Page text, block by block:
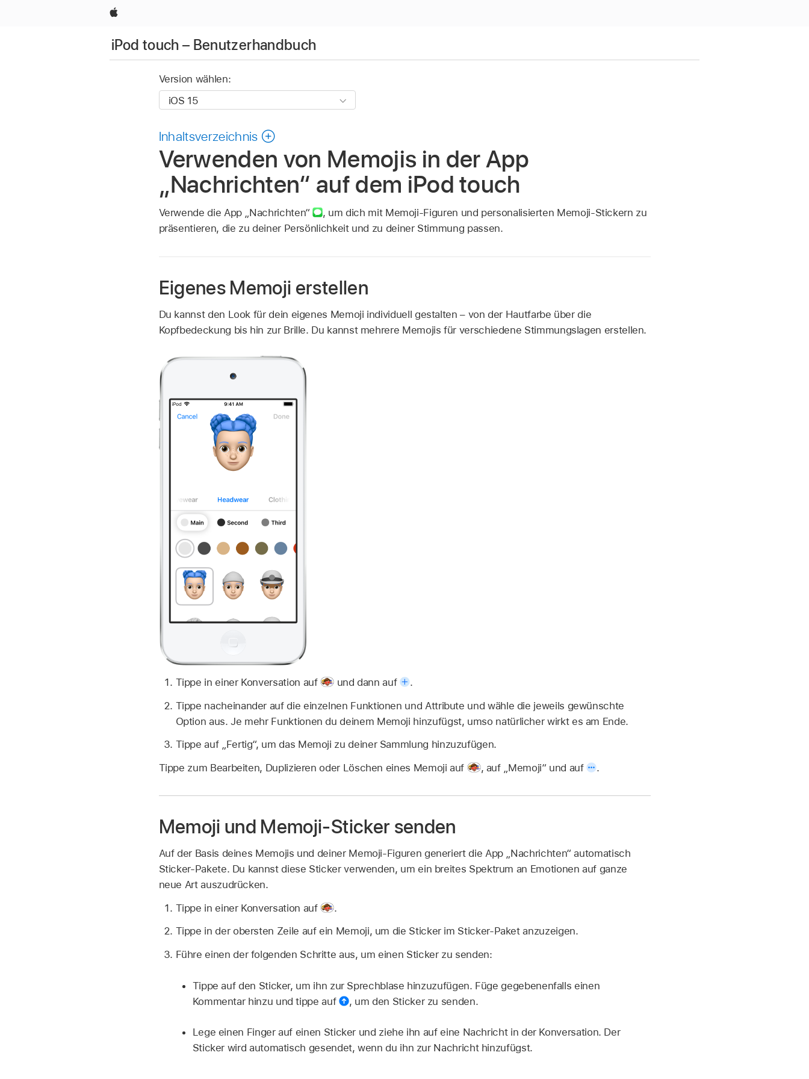
Apple
iPod touch – Benutzerhandbuch
Version wählen:
Inhaltsverzeichnis
Verwenden von Memojis in der App
„Nachrichten“ auf dem iPod touch
Verwende die App „Nachrichten“ , um dich mit Memoji-Figuren und personalisierten Memoji-Stickern zu
präsentieren, die zu deiner Persönlichkeit und zu deiner Stimmung passen.
Eigenes Memoji erstellen
Du kannst den Look für dein eigenes Memoji individuell gestalten – von der Hautfarbe über die
Kopfbedeckung bis hin zur Brille. Du kannst mehrere Memojis für verschiedene Stimmungslagen erstellen.
Tippe in einer Konversation auf und dann auf
.
Tippe nacheinander auf die einzelnen Funktionen und Attribute und wähle die jeweils gewünschte
Option aus. Je mehr Funktionen du deinem Memoji hinzufügst, umso natürlicher wirkt es am Ende.
Tippe auf „Fertig“, um das Memoji zu deiner Sammlung hinzuzufügen.
Tippe zum Bearbeiten, Duplizieren oder Löschen eines Memoji auf
, auf „Memoji“ und auf .
Memoji und Memoji-Sticker senden
Auf der Basis deines Memojis und deiner Memoji-Figuren generiert die App „Nachrichten“ automatisch
Sticker-Pakete. Du kannst diese Sticker verwenden, um ein breites Spektrum an Emotionen auf ganze
neue Art auszudrücken.
Tippe in einer Konversation auf
.
Tippe in der obersten Zeile auf ein Memoji, um die Sticker im Sticker-Paket anzuzeigen.
Führe einen der folgenden Schritte aus, um einen Sticker zu senden:
Tippe auf den Sticker, um ihn zur Sprechblase hinzuzufügen. Füge gegebenenfalls einen
Kommentar hinzu und tippe auf
, um den Sticker zu senden.
Lege einen Finger auf einen Sticker und ziehe ihn auf eine Nachricht in der Konversation. Der
Sticker wird automatisch gesendet, wenn du ihn zur Nachricht hinzufügst.